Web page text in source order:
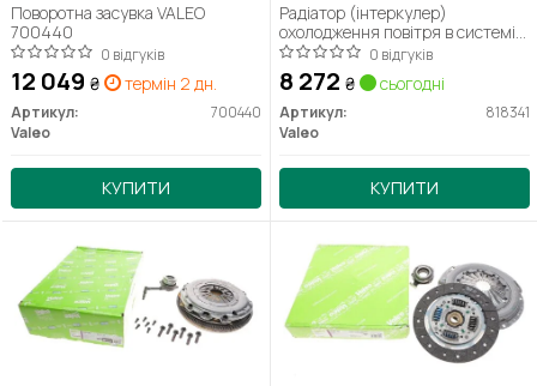
Поворотна засувка VALEO
700440
0 відгуків
12 049 ₴ термін 2 дн.
Артикул:
700440
Valeo
КУПИТИ
Радіатор (інтеркулер)
охолодження повітря в системі
наддуву VALEO 818341
0 відгуків
8 272 ₴ сьогодні
Артикул:
818341
Valeo
КУПИТИ